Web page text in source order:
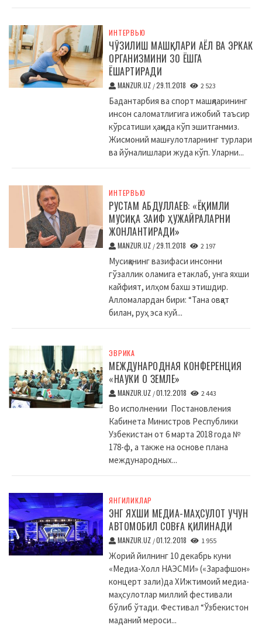
ИНТЕРВЬЮ
ЧЎЗИЛИШ МАШҚЛАРИ АЁЛ ВА ЭРКАК
ОРГАНИЗМИНИ 30 ЁШГА
ЁШАРТИРАДИ
MANZUR.UZ /29.11.2018 2 523
Бадантарбия ва спорт машқларининг
инсон саломатлигига ижобий таъсир
кўрсатиши ҳақида кўп эшитганмиз.
Жисмоний машғулотларнинг турлари
ва йўналишлари жуда кўп. Уларни...
ИНТЕРВЬЮ
РУСТАМ АБДУЛЛАЕВ: «ЁҚИМЛИ
МУСИҚА ЗАИФ ҲУЖАЙРАЛАРНИ
ЖОНЛАНТИРАДИ»
MANZUR.UZ /29.11.2018 2 197
Мусиқанинг вазифаси инсонни
гўзаллик оламига етаклаб, унга яхши
кайфият, илҳом бахш этишдир.
Алломалардан бири: “Тана овқат
билан, руҳ эса куй...
ЭВРИКА
МЕЖДУНАРОДНАЯ КОНФЕРЕНЦИЯ
«НАУКИ О ЗЕМЛЕ»
MANZUR.UZ /01.12.2018 2 443
Во исполнении Постановления
Кабинета Министров Республики
Узбекистан от 6 марта 2018 года №
178-ф, а также на основе плана
международных...
ЯНГИЛИКЛАР
ЭНГ ЯХШИ МЕДИА-МАҲСУЛОТ УЧУН
АВТОМОБИЛ СОВҒА ҚИЛИНАДИ
MANZUR.UZ /01.12.2018 1 955
Жорий йилнинг 10 декабрь куни
«Медиа-Холл НАЭСМИ» («Зарафшон»
концерт зали)да XИжтимоий медиа-
маҳсулотлар миллий фестивали
бўлиб ўтади. Фестивал “Ўзбекистон
маданий мероси...